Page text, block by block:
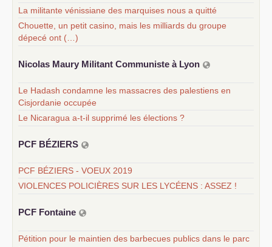
La militante vénissiane des marquises nous a quitté
Chouette, un petit casino, mais les milliards du groupe
dépecé ont (…)
Nicolas Maury Militant Communiste à Lyon
Le Hadash condamne les massacres des palestiens en
Cisjordanie occupée
Le Nicaragua a-t-il supprimé les élections ?
PCF BÉZIERS
PCF BÉZIERS - VOEUX 2019
VIOLENCES POLICIÈRES SUR LES LYCÉENS : ASSEZ !
PCF Fontaine
Pétition pour le maintien des barbecues publics dans le parc